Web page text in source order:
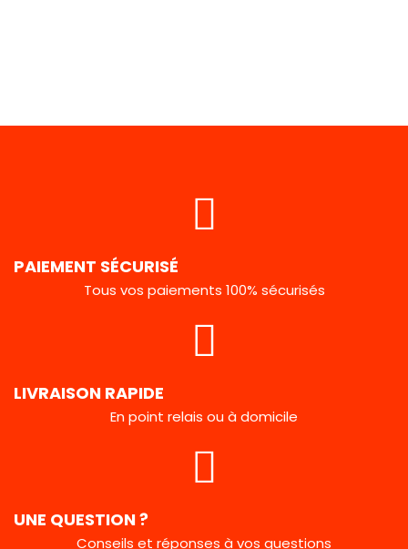
PAIEMENT SÉCURISÉ
Tous vos paiements 100% sécurisés
LIVRAISON RAPIDE
En point relais ou à domicile
UNE QUESTION ?
Conseils et réponses à vos questions